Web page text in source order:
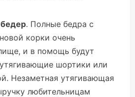
. Полные бедра с
корки очень
и в помощь будут
шортики или
Незаметная утягивающая
любительницам